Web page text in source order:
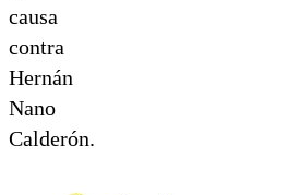
causa
contra
Hernán
Nano
Calderón.